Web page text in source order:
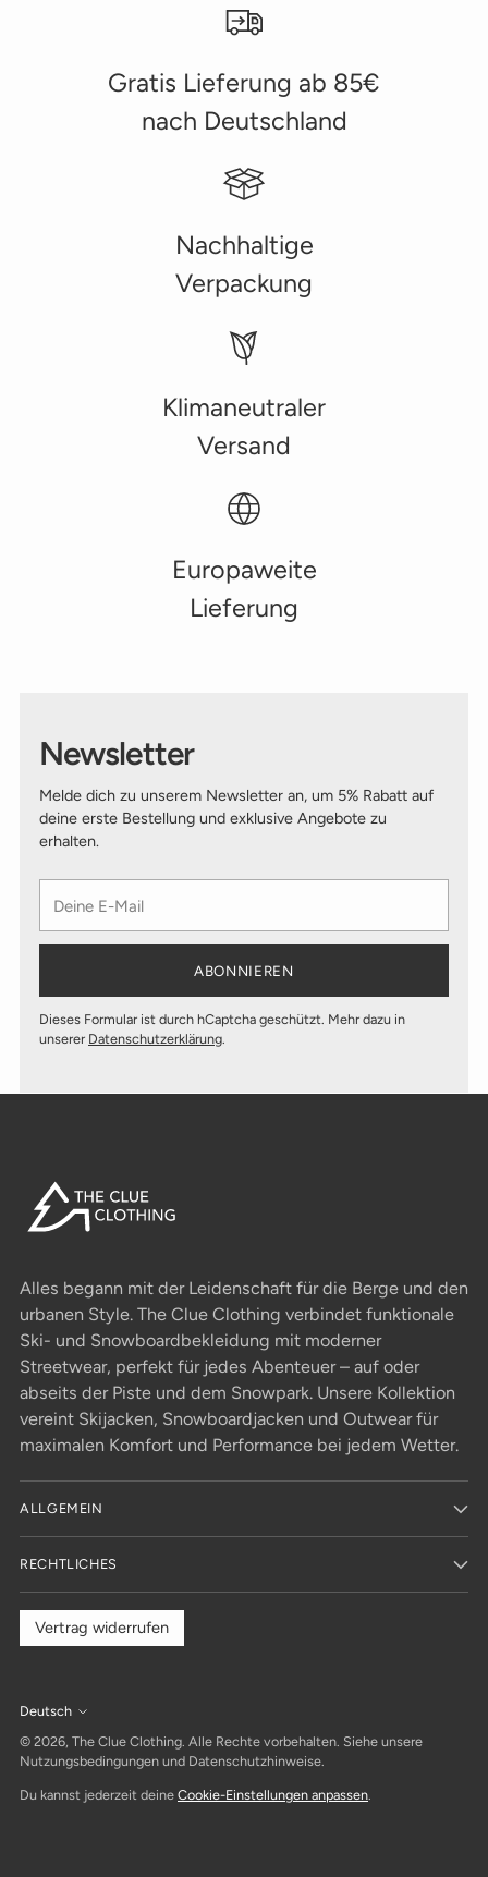
Gratis Lieferung ab 85€
nach Deutschland
Nachhaltige
Verpackung
Klimaneutraler
Versand
Europaweite
Lieferung
Newsletter
Melde dich zu unserem Newsletter an, um 5% Rabatt auf
deine erste Bestellung und exklusive Angebote zu
erhalten.
E-
Mail
ABONNIEREN
Dieses Formular ist durch hCaptcha geschützt. Mehr dazu in
unserer Datenschutzerklärung.
Alles begann mit der Leidenschaft für die Berge und den
urbanen Style. The Clue Clothing verbindet funktionale
Ski- und Snowboardbekleidung mit moderner
Streetwear, perfekt für jedes Abenteuer – auf oder
abseits der Piste und dem Snowpark. Unsere Kollektion
vereint Skijacken, Snowboardjacken und Outwear für
maximalen Komfort und Performance bei jedem Wetter.
ALLGEMEIN
RECHTLICHES
Vertrag widerrufen
Sprache
Deutsch
© 2026, The Clue Clothing. Alle Rechte vorbehalten. Siehe unsere
Nutzungsbedingungen und Datenschutzhinweise.
Du kannst jederzeit deine Cookie-Einstellungen anpassen.